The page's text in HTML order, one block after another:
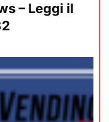
– Leggi il